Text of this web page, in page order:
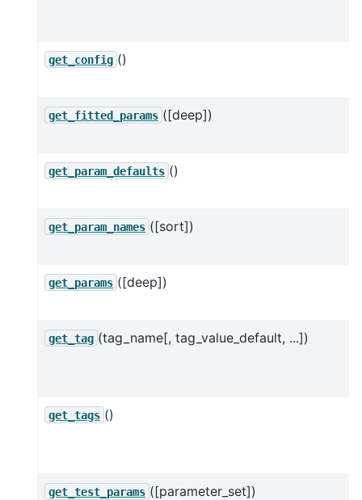
get_config ()
get_fitted_params ([deep])
get_param_defaults ()
get_param_names ([sort])
get_params ([deep])
get_tag (tag_name[, tag_value_default, ...])
get_tags ()
get_test_params ([parameter_set])